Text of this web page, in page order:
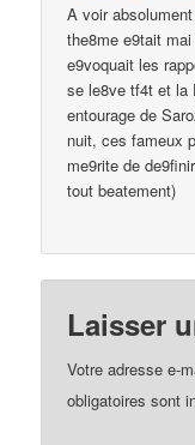
A voir
the8me e9tait
e9voquait les
se le8ve tf4t et la
entourage de
nuit, ces fameux
me9rite de
tout beatement)
Laisser
Votre adresse e-
obligatoires sont